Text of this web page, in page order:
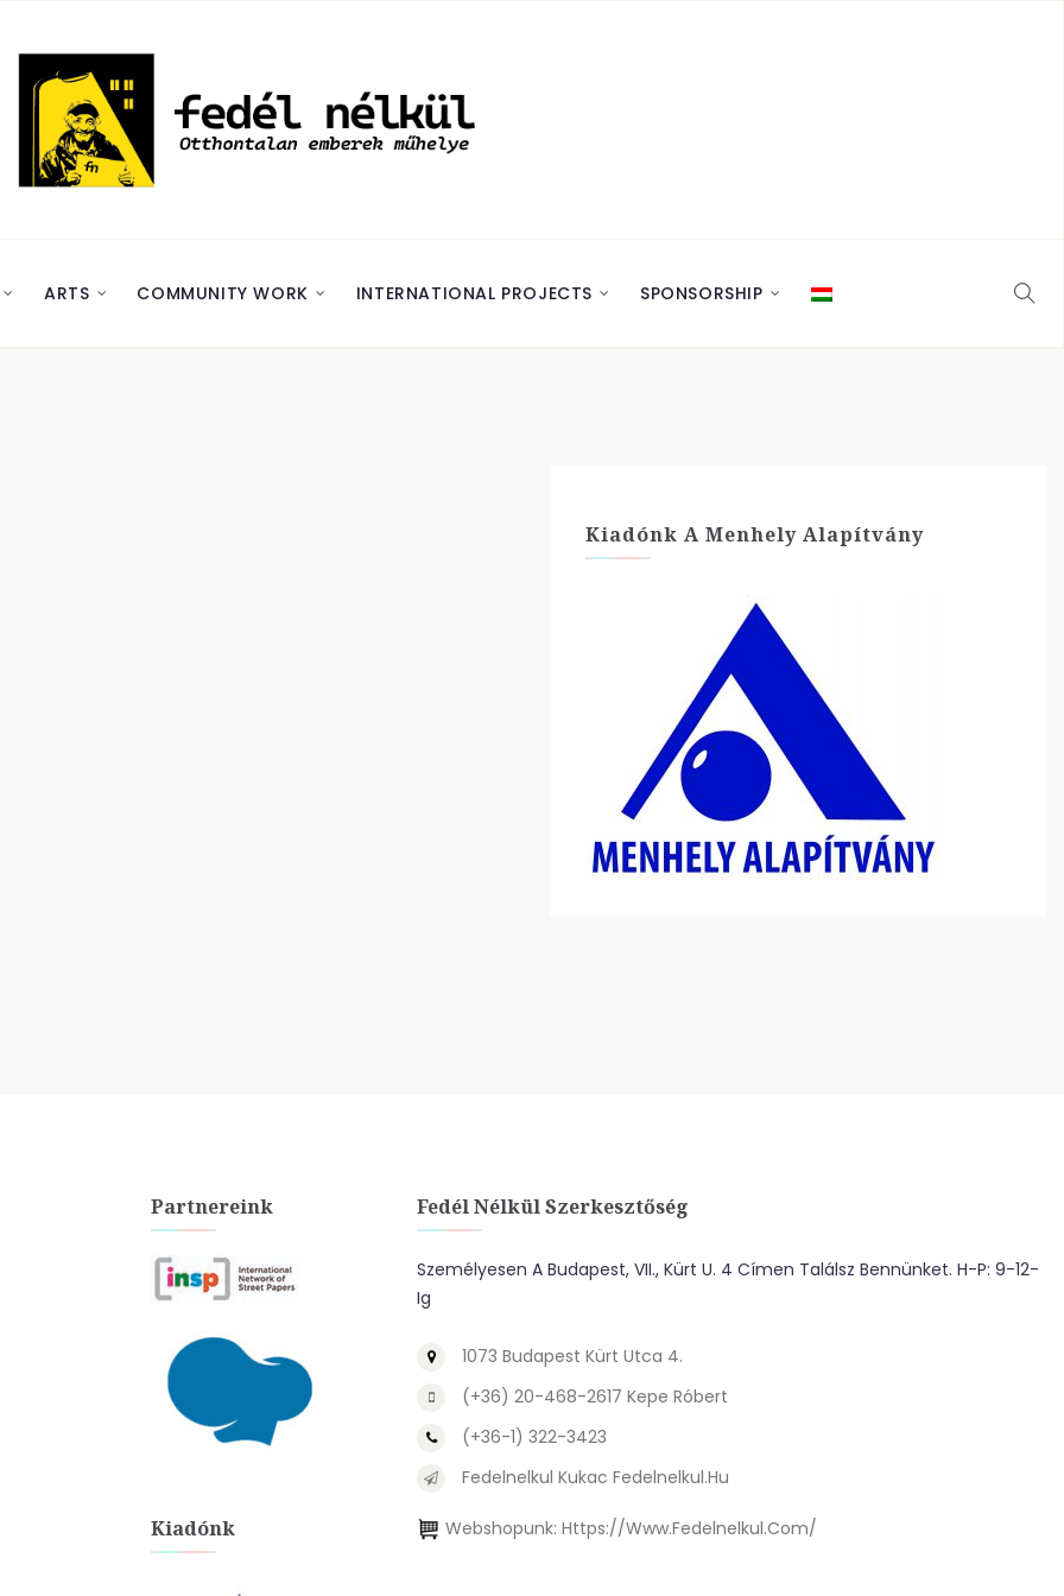
ARTS COMMUNITY WORK INTERNATIONAL PROJECTS SPONSORSHIP
Kiadónk A Menhely Alapítvány
Partnereink
Kiadónk
Fedél Nélkül Szerkesztőség
Személyesen A Budapest, VII., Kürt U. 4 Címen Találsz Bennünket. H-P: 9-12-
Ig
1073 Budapest Kürt Utca 4.
(+36) 20-468-2617 Kepe Róbert
(+36-1) 322-3423
Fedelnelkul Kukac Fedelnelkul.hu
Webshopunk: Https://www.fedelnelkul.com/